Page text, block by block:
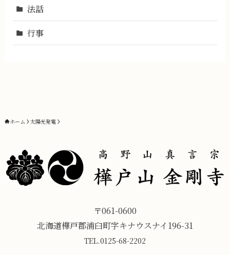
法話
行事
ホーム 太陽光発電
〒061-0600
北海道樺戸郡浦臼町字キナウスナイ196-31
TEL.0125-68-2202